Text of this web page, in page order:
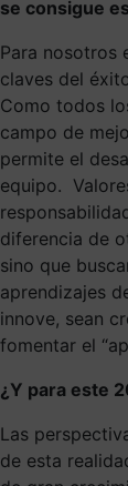
se consigue
Para nosotros
claves del
Como todos
campo de
permite el
equipo.
diferencia de
sino que
aprendizajes
innove, sean
fomentar el
¿Y para este
Las
de esta